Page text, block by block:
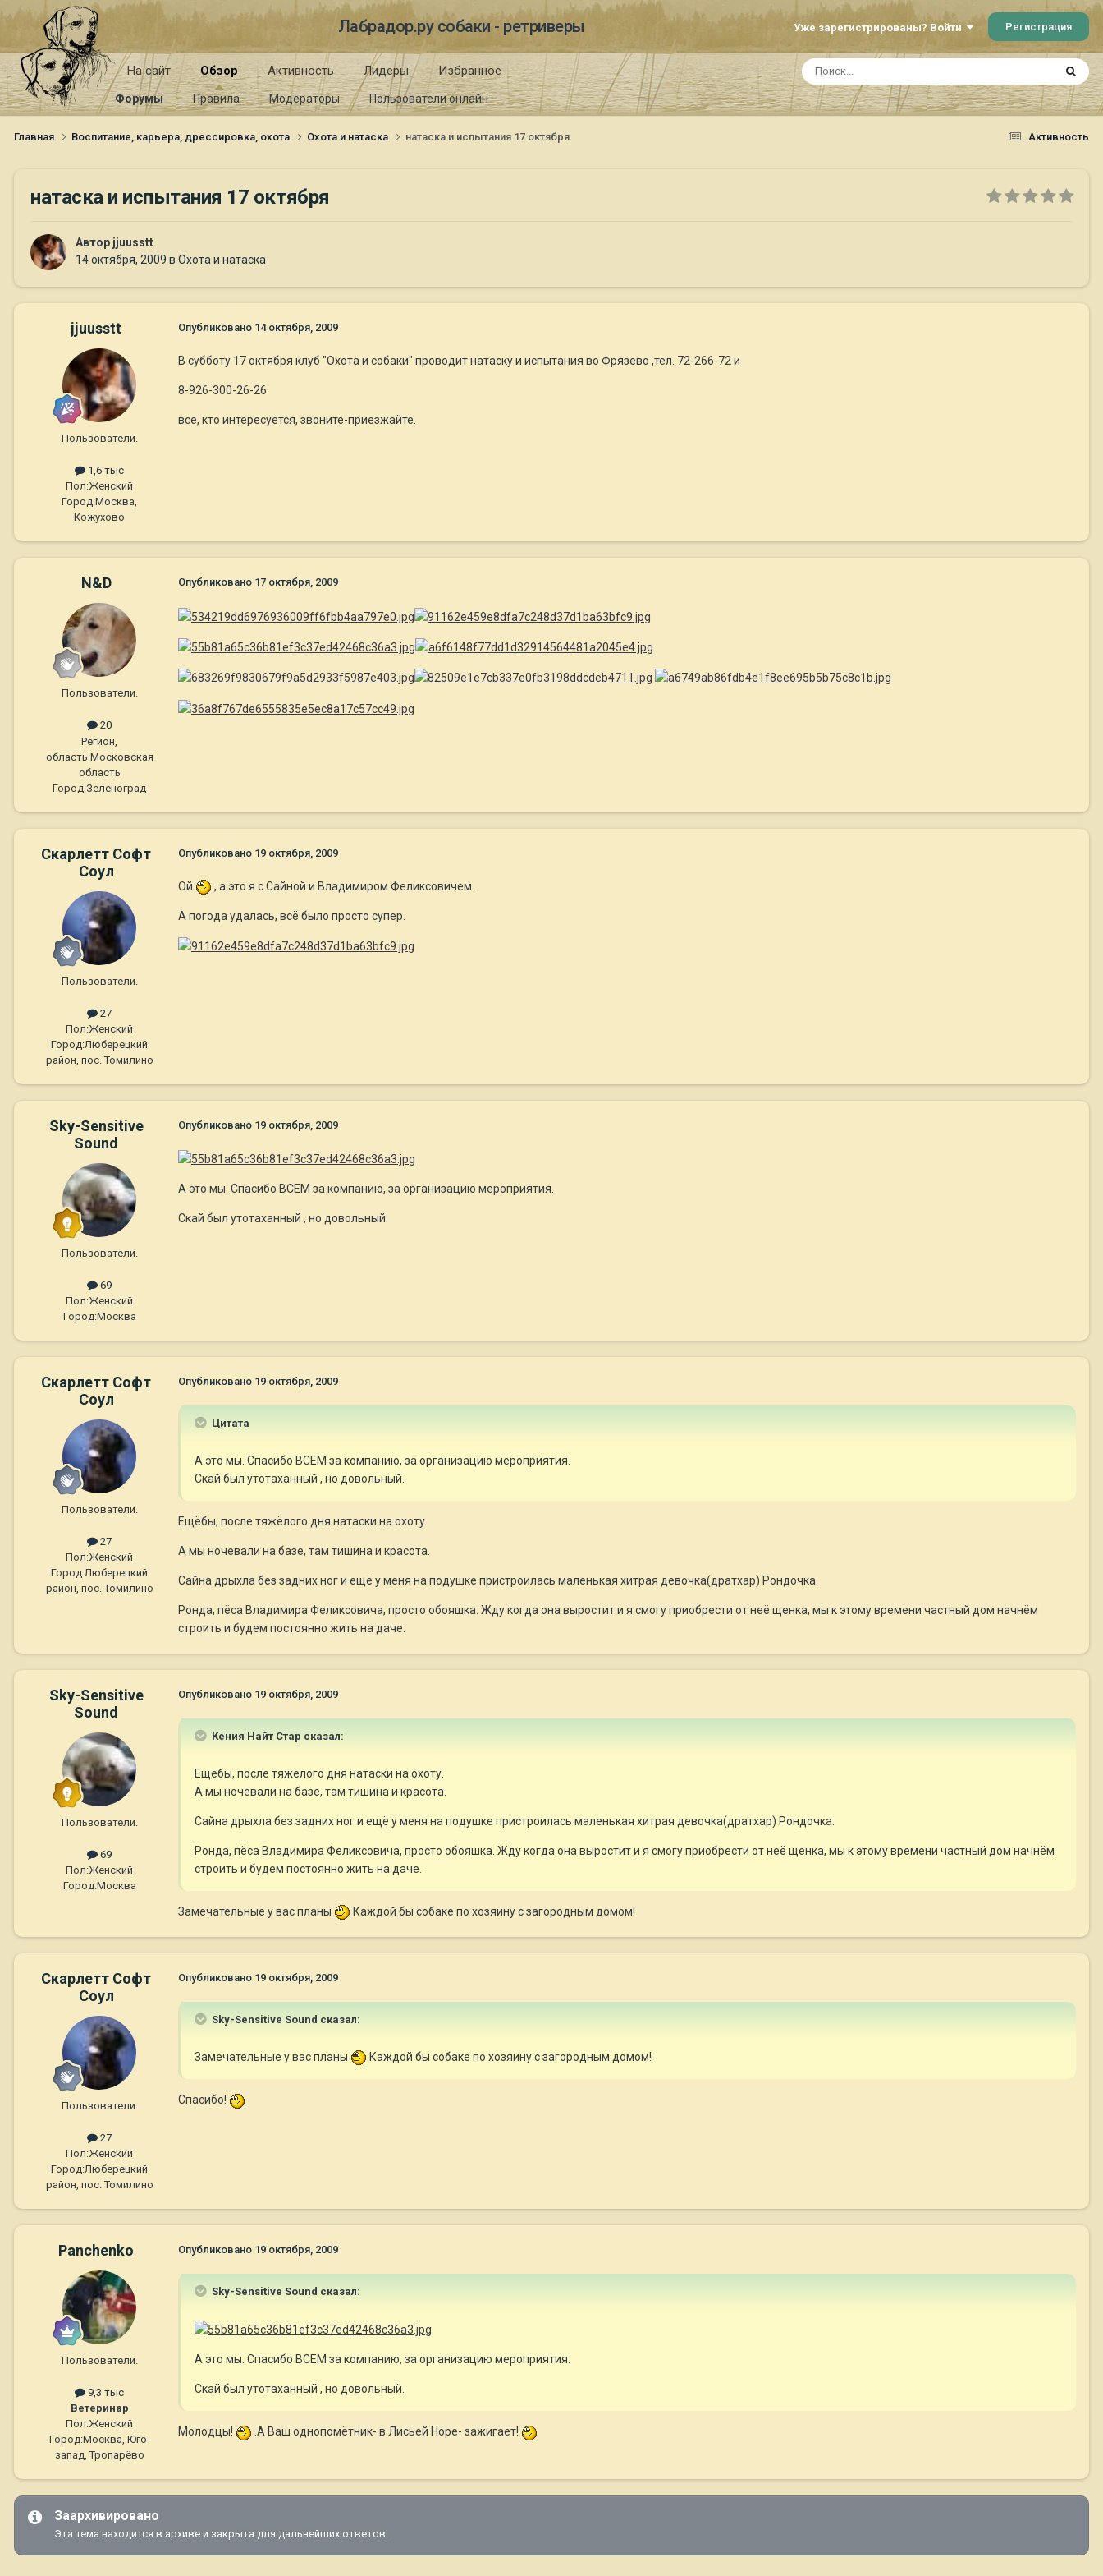
Лабрадор.ру собаки - ретриверы Уже зарегистрированы? Войти Регистрация
На сайт Обзор
Форумы Правила Модераторы Пользователи онлайн
Активность Лидеры Избранное
Активность
Главная Воспитание, карьера, дрессировка, охота Охота и натаска натаска и испытания 17 октября
натаска и испытания 17 октября
Автор jjuusstt
14 октября, 2009 в Охота и натаска
jjuusstt
Пользователи.
1,6 тыс
Пол:Женский
Город:Москва,
Кожухово
Опубликовано 14 октября, 2009
В субботу 17 октября клуб "Охота и собаки" проводит натаску и испытания во Фрязево ,тел. 72-266-72 и
8-926-300-26-26
все, кто интересуется, звоните-приезжайте.
N&D
Пользователи.
20
Регион,
область:Московская
область
Город:Зеленоград
Опубликовано 17 октября, 2009
Скарлетт Софт
Соул
Пользователи.
27
Пол:Женский
Город:Люберецкий
район, пос. Томилино
Опубликовано 19 октября, 2009
Ой , а это я с Сайной и Владимиром Феликсовичем.
А погода удалась, всё было просто супер.
Sky-Sensitive
Sound
Пользователи.
69
Пол:Женский
Город:Москва
Опубликовано 19 октября, 2009
А это мы. Спасибо ВСЕМ за компанию, за организацию мероприятия.
Скай был утотаханный , но довольный.
Скарлетт Софт
Соул
Пользователи.
27
Пол:Женский
Город:Люберецкий
район, пос. Томилино
Опубликовано 19 октября, 2009
Цитата
А это мы. Спасибо ВСЕМ за компанию, за организацию мероприятия.
Скай был утотаханный , но довольный.
Ещёбы, после тяжёлого дня натаски на охоту.
А мы ночевали на базе, там тишина и красота.
Сайна дрыхла без задних ног и ещё у меня на подушке пристроилась маленькая хитрая девочка(дратхар) Рондочка.
Ронда, пёса Владимира Феликсовича, просто обояшка. Жду когда она выростит и я смогу приобрести от неё щенка, мы к этому времени частный дом начнём
строить и будем постоянно жить на даче.
Sky-Sensitive
Sound
Пользователи.
69
Пол:Женский
Город:Москва
Опубликовано 19 октября, 2009
Кения Найт Стар сказал:
Ещёбы, после тяжёлого дня натаски на охоту.
А мы ночевали на базе, там тишина и красота.
Сайна дрыхла без задних ног и ещё у меня на подушке пристроилась маленькая хитрая девочка(дратхар) Рондочка.
Ронда, пёса Владимира Феликсовича, просто обояшка. Жду когда она выростит и я смогу приобрести от неё щенка, мы к этому времени частный дом начнём
строить и будем постоянно жить на даче.
Замечательные у вас планы Каждой бы собаке по хозяину с загородным домом!
Скарлетт Софт
Соул
Пользователи.
27
Пол:Женский
Город:Люберецкий
район, пос. Томилино
Опубликовано 19 октября, 2009
Sky-Sensitive Sound сказал:
Замечательные у вас планы Каждой бы собаке по хозяину с загородным домом!
Спасибо!
Panchenko
Пользователи.
9,3 тыс
Ветеринар
Пол:Женский
Город:Москва, Юго-
запад, Тропарёво
Опубликовано 19 октября, 2009
Sky-Sensitive Sound сказал:
А это мы. Спасибо ВСЕМ за компанию, за организацию мероприятия.
Скай был утотаханный , но довольный.
Молодцы! .А Ваш однопомётник- в Лисьей Норе- зажигает!
Заархивировано
Эта тема находится в архиве и закрыта для дальнейших ответов.